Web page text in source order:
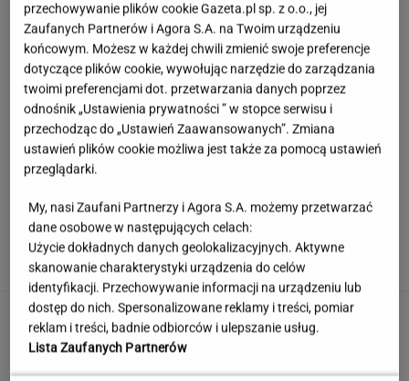
Sprawdzili biżuterię. Normy bezpieczeństwa
przekroczono setki razy
Jerzy Zięba w Kancelarii Prezydenta.
"Fantastyczne spotkanie"
przechowywanie plików cookie Gazeta.pl sp. z o.o., jej
Zaufanych Partnerów i Agora S.A. na Twoim urządzeniu
końcowym. Możesz w każdej chwili zmienić swoje preferencje
dotyczące plików cookie, wywołując narzędzie do zarządzania
twoimi preferencjami dot. przetwarzania danych poprzez
odnośnik „Ustawienia prywatności ” w stopce serwisu i
przechodząc do „Ustawień Zaawansowanych”. Zmiana
ustawień plików cookie możliwa jest także za pomocą ustawień
przeglądarki.
My, nasi Zaufani Partnerzy i Agora S.A. możemy przetwarzać
dane osobowe w następujących celach:
Użycie dokładnych danych geolokalizacyjnych. Aktywne
skanowanie charakterystyki urządzenia do celów
identyfikacji. Przechowywanie informacji na urządzeniu lub
dostęp do nich. Spersonalizowane reklamy i treści, pomiar
reklam i treści, badnie odbiorców i ulepszanie usług.
Lista Zaufanych Partnerów